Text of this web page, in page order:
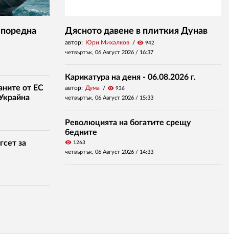
от ЕС
за
Дясното давене в плиткия Дунав
автор: Юри Михалков visibility 942
четвъртък, 06 Август 2026 / 16:37
Карикатура на деня - 06.08.2026 г.
автор: Дума visibility 936
четвъртък, 06 Август 2026 / 15:33
Революцията на богатите срещу
бедните
visibility 1263
четвъртък, 06 Август 2026 / 14:33